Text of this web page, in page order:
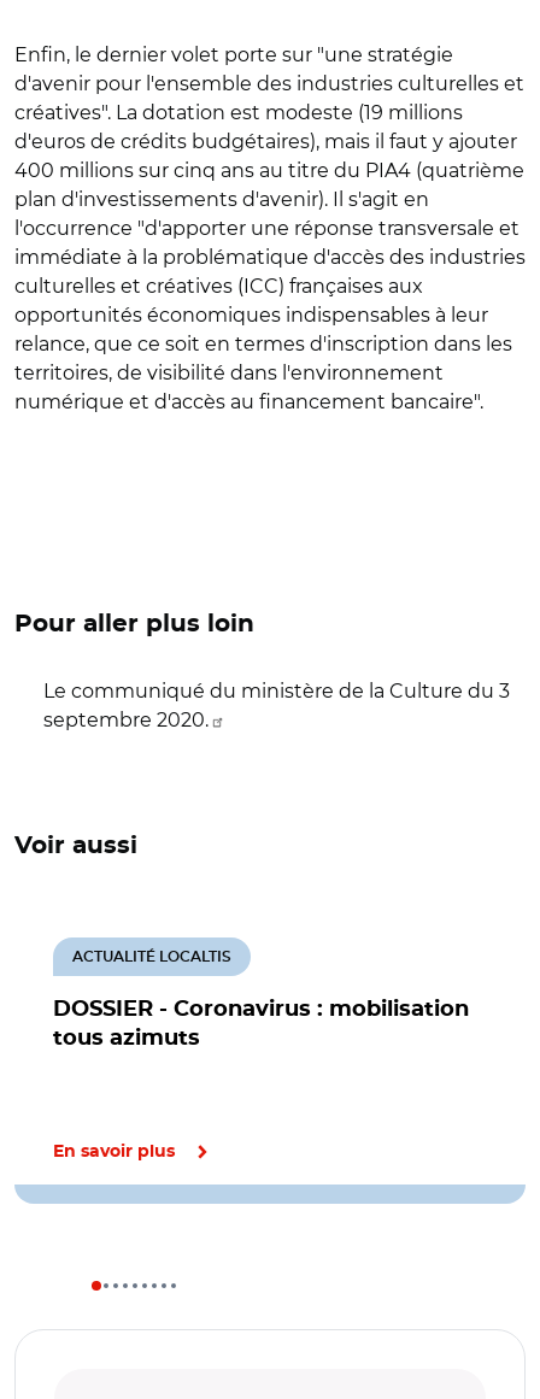
Enfin, le dernier volet porte sur "une stratégie
d'avenir pour l'ensemble des industries culturelles et
créatives". La dotation est modeste (19 millions
d'euros de crédits budgétaires), mais il faut y ajouter
400 millions sur cinq ans au titre du PIA4 (quatrième
plan d'investissements d'avenir). Il s'agit en
l'occurrence "d'apporter une réponse transversale et
immédiate à la problématique d'accès des industries
culturelles et créatives (ICC) françaises aux
opportunités économiques indispensables à leur
relance, que ce soit en termes d'inscription dans les
territoires, de visibilité dans l'environnement
numérique et d'accès au financement bancaire".
Pour aller plus loin
Le communiqué du ministère de la Culture du 3
septembre 2020.
Voir aussi
DOSSIER - Coronavirus : mobilisation
tous azimuts
ACTUALITÉ LOCALTIS
En savoir plus